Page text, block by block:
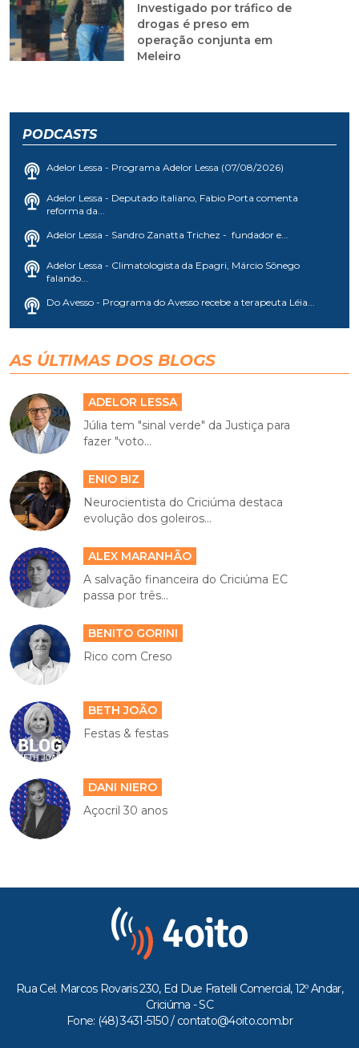
Investigado por tráfico de
drogas é preso em
operação conjunta em
Meleiro
PODCASTS
Adelor Lessa - Programa Adelor Lessa (07/08/2026)
Adelor Lessa - Deputado italiano, Fabio Porta comenta
reforma da...
Adelor Lessa - Sandro Zanatta Trichez - fundador e...
Adelor Lessa - Climatologista da Epagri, Márcio Sônego
falando...
Do Avesso - Programa do Avesso recebe a terapeuta Léia...
AS ÚLTIMAS DOS BLOGS
ADELOR LESSA
Júlia tem "sinal verde" da Justiça para
fazer "voto...
ENIO BIZ
Neurocientista do Criciúma destaca
evolução dos goleiros...
ALEX MARANHÃO
A salvação financeira do Criciúma EC
passa por três...
BENITO GORINI
Rico com Creso
BETH JOÃO
Festas & festas
DANI NIERO
Açocril 30 anos
Rua Cel. Marcos Rovaris 230, Ed Due Fratelli Comercial, 12º Andar,
Criciúma - SC
Fone: (48) 3431-5150 / contato@4oito.com.br